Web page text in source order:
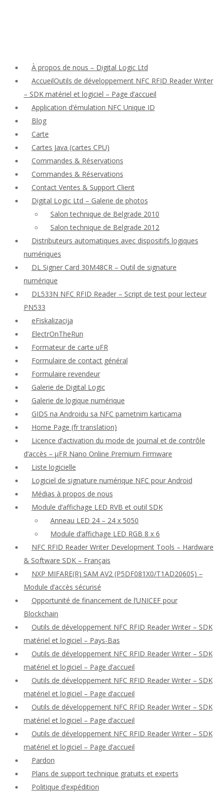
À propos de nous – Digital Logic Ltd
AccueilOutils de développement NFC RFID Reader Writer
– SDK matériel et logiciel – Page d’accueil
Application d’émulation NFC Unique ID
Blog
Carte
Cartes Java (cartes CPU)
Commandes & Réservations
Commandes & Réservations
Contact Ventes & Support Client
Digital Logic Ltd – Galerie de photos
Salon technique de Belgrade 2010
Salon technique de Belgrade 2012
Distributeurs automatiques avec dispositifs logiques
numériques
DL Signer Card 30M48CR – Outil de signature
numérique
DL533N NFC RFID Reader – Script de test pour lecteur
PN533
eFiskalizacija
ElectrOnTheRun
Formateur de carte uFR
Formulaire de contact général
Formulaire revendeur
Galerie de Digital Logic
Galerie de logique numérique
GIDS na Androidu sa NFC pametnim karticama
Home Page (fr translation)
Licence d’activation du mode de journal et de contrôle
d’accès – μFR Nano Online Premium Firmware
Liste logicielle
Logiciel de signature numérique NFC pour Android
Médias à propos de nous
Module d’affichage LED RVB et outil SDK
Anneau LED 24 – 24 x 5050
Module d’affichage LED RGB 8 x 6
NFC RFID Reader Writer Development Tools – Hardware
& Software SDK – Français
NXP MIFARE(R) SAM AV2 (P5DF081X0/T1AD2060S) –
Module d’accès sécurisé
Opportunité de financement de l’UNICEF pour
Blockchain
Outils de développement NFC RFID Reader Writer – SDK
matériel et logiciel – Pays-Bas
Outils de développement NFC RFID Reader Writer – SDK
matériel et logiciel – Page d’accueil
Outils de développement NFC RFID Reader Writer – SDK
matériel et logiciel – Page d’accueil
Outils de développement NFC RFID Reader Writer – SDK
matériel et logiciel – Page d’accueil
Outils de développement NFC RFID Reader Writer – SDK
matériel et logiciel – Page d’accueil
Pardon
Plans de support technique gratuits et experts
Politique d’expédition